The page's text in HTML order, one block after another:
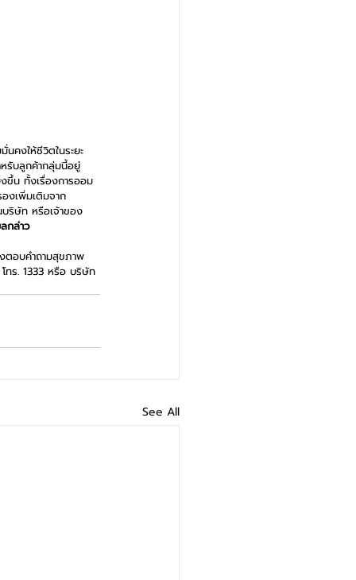
คงให้ชีวิตในระยะ
รับลูกค้ากลุ่มนี้อยู่
งขึ้น ทั้งเรื่องการออม
งเพิ่มเติมจาก
บริษัท หรือเจ้าของ
กล่าว
ตอบคำถามสุขภาพ
ทร. 1333 หรือ บริษัท
See All